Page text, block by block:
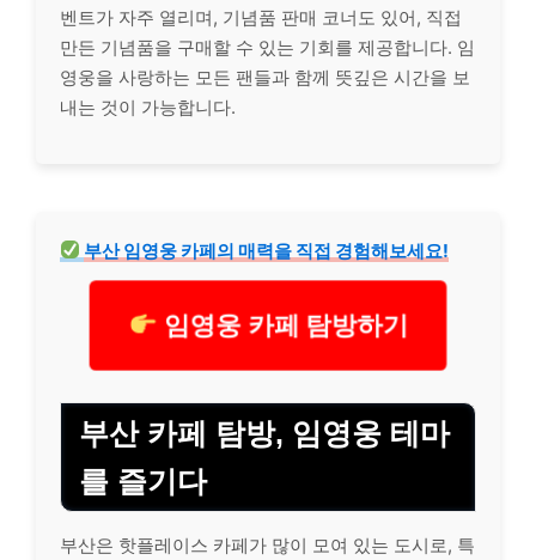
벤트가 자주 열리며, 기념품 판매 코너도 있어, 직접
만든 기념품을 구매할 수 있는 기회를 제공합니다. 임
영웅을 사랑하는 모든 팬들과 함께 뜻깊은 시간을 보
내는 것이 가능합니다.
부산 임영웅 카페의 매력을 직접 경험해보세요!
임영웅 카페 탐방하기
부산 카페 탐방, 임영웅 테마
를 즐기다
부산은 핫플레이스 카페가 많이 모여 있는 도시로, 특